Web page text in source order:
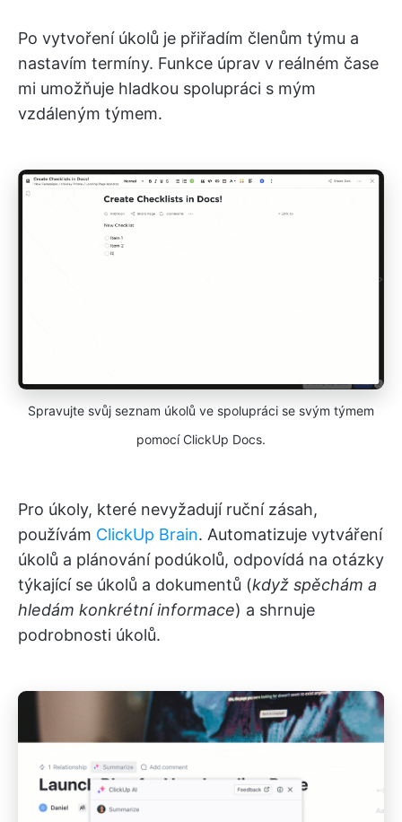
Po vytvoření úkolů je přiřadím členům týmu a
nastavím termíny. Funkce úprav v reálném čase
mi umožňuje hladkou spolupráci s mým
vzdáleným týmem.
Spravujte svůj seznam úkolů ve spolupráci se svým týmem
pomocí ClickUp Docs.
Pro úkoly, které nevyžadují ruční zásah,
používám ClickUp Brain. Automatizuje vytváření
úkolů a plánování podúkolů, odpovídá na otázky
týkající se úkolů a dokumentů (když spěchám a
hledám konkrétní informace) a shrnuje
podrobnosti úkolů.